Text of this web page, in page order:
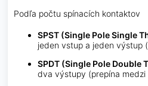
Podľa počtu spínacích kontaktov
SPST (Single Pole Single
jeden vstup a jeden výstup
SPDT (Single Pole Double
dva výstupy (prepína